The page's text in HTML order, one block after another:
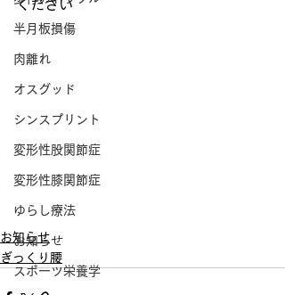
半月板損傷
肉離れ
オスグッド
シンスプリント
変形性股関節症
変形性膝関節症
ゆらし療法
お知らせ
スポーツ栄養学
ください
お知らせ
ぎっくり腰